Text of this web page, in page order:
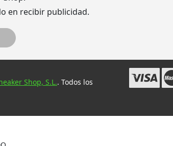
en recibir publicidad.
Shop, S.L.. Todos los